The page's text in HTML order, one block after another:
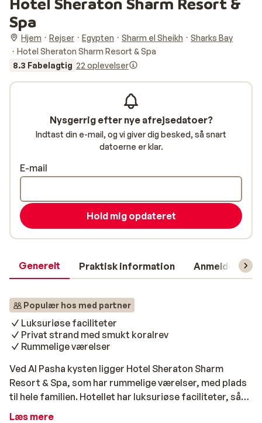
Spa
Hjem Rejser Egypten Sharm el Sheikh
Sharks Bay
Hotel Sheraton Sharm Resort & Spa
8.3 Fabelagtig 22 oplevelser
Generelt Praktisk information Anmeldelser
Populær hos med partner
Luksuriøse faciliteter
Privat strand med smukt koralrev
Rummelige værelser
Ved Al Pasha kysten ligger Hotel Sheraton Sharm
Resort & Spa, som har rummelige værelser, med plads
til hele familien. Hotellet har luksuriøse faciliteter, så
du bare kan slå benene op og nyde en velfortjent ferie.
Læs mere
Nysgerrig efter nye afrejsedatoer?
Indtast din e-mail, og vi giver dig besked, så snart
datoerne er klar.
E-mail
Hold mig opdateret